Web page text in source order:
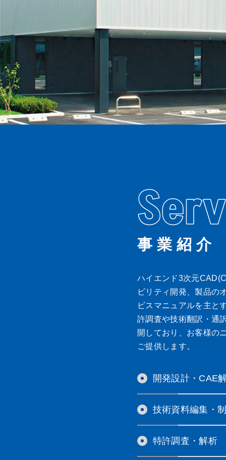
事業紹介
ハイエンド3次元
ビリティ開発、製品の
ビスマニュアルを主と
許調査や技術翻訳・通
開しており、お客様の
ご提供します。
開発設計・CAE
技術資料編集・
特許調査・解析